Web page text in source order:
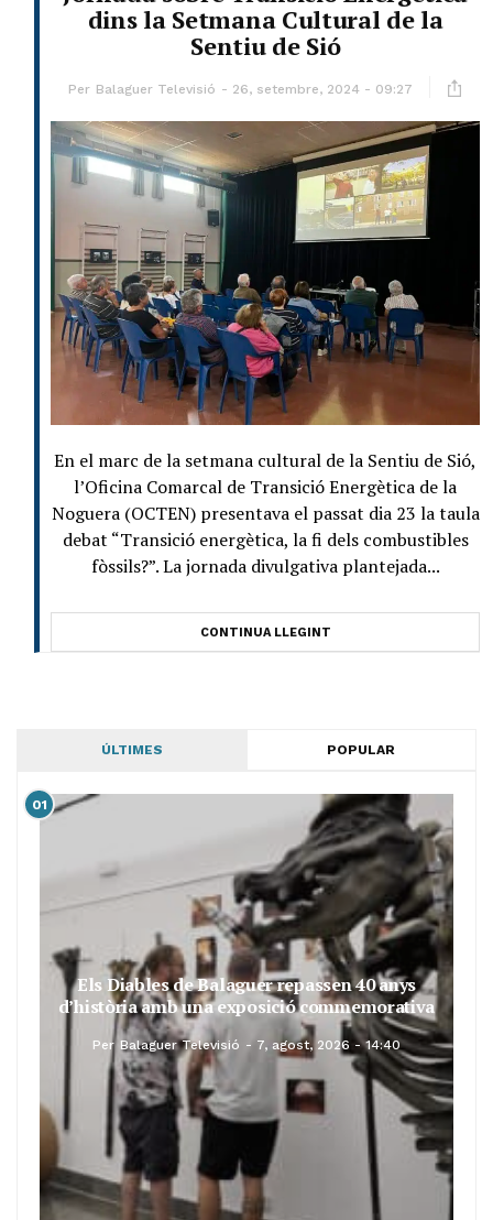
dins la Setmana Cultural de la
Sentiu de Sió
Per Balaguer Televisió 26, setembre, 2024 - 09:27
En el marc de la setmana cultural de la Sentiu de Sió,
l’Oficina Comarcal de Transició Energètica de la
Noguera (OCTEN) presentava el passat dia 23 la taula
debat “Transició energètica, la fi dels combustibles
fòssils?”. La jornada divulgativa plantejada...
CONTINUA LLEGINT
ÚLTIMES POPULAR
01
Els Diables de Balaguer repassen 40 anys
d’història amb una exposició commemorativa
Per Balaguer Televisió 7, agost, 2026 - 14:40